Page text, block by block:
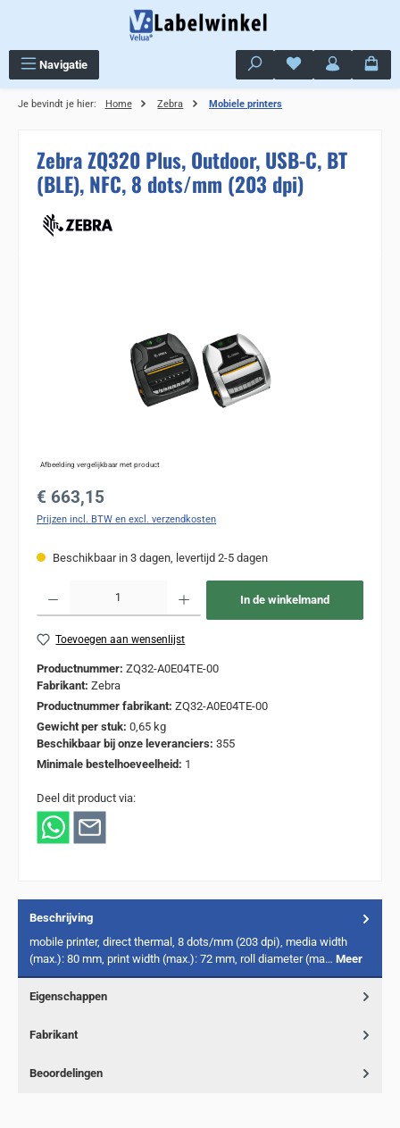
Navigatie Je hebt 0 items op
Je bevindt je hier: Home Zebra Mobiele printers
Zebra ZQ320 Plus, Outdoor, USB-C, BT
(BLE), NFC, 8 dots/mm (203 dpi)
Afbeelding vergelijkbaar met product
Normale prijs:
€ 663,15
Prijzen incl. BTW en excl. verzendkosten
Beschikbaar in 3 dagen, levertijd 2-5 dagen
In de winkelmand
Toevoegen aan wensenlijst
Productnummer: ZQ32-A0E04TE-00
Fabrikant: Zebra
Productnummer fabrikant: ZQ32-A0E04TE-00
Gewicht per stuk: 0,65 kg
Beschikbaar bij onze leveranciers: 355
Minimale bestelhoeveelheid: 1
Deel dit product via:
Beschrijving
mobile printer, direct thermal, 8 dots/mm (203 dpi), media width
(max.): 80 mm, print width (max.): 72 mm, roll diameter (ma… Meer
Eigenschappen
Fabrikant
Beoordelingen